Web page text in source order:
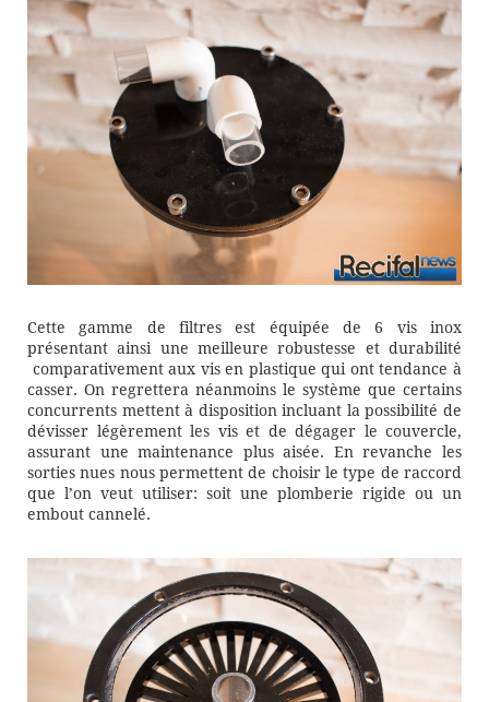
Cette gamme de filtres est équipée de 6 vis inox
présentant ainsi une meilleure robustesse et durabilité
comparativement aux vis en plastique qui ont tendance à
casser. On regrettera néanmoins le système que certains
concurrents mettent à disposition incluant la possibilité de
dévisser légèrement les vis et de dégager le couvercle,
assurant une maintenance plus aisée. En revanche les
sorties nues nous permettent de choisir le type de raccord
que l’on veut utiliser: soit une plomberie rigide ou un
embout cannelé.